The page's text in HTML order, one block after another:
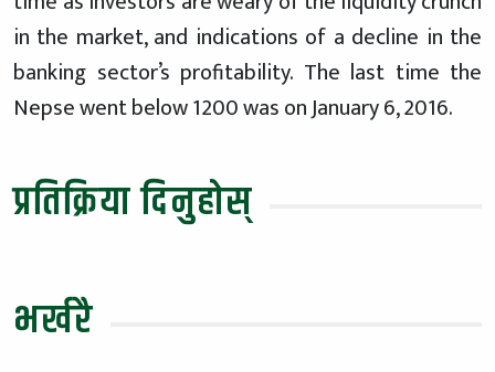
in the market, and indications of a decline in the
banking sector’s profitability. The last time the
Nepse went below 1200 was on January 6, 2016.
प्रतिक्रिया दिनुहोस्
भर्खरै